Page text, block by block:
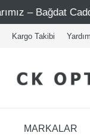
Caddesi 1 -
Kargo Takibi Yardım
MARKALAR